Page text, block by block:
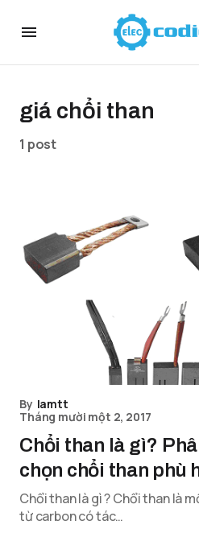
giá chổi than
1 post
By lamtt
Tháng mười một 2, 2017
Chổi than là gì?
chọn chổi than phù
Chổi than là gì ? Chổi than là
từ carbon có tác…